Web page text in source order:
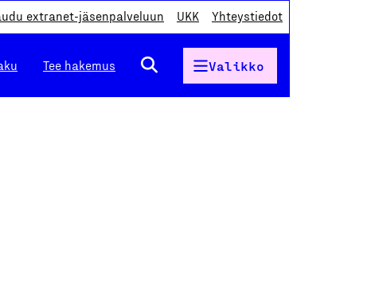
extranet-jäsenpalveluun UKK Yhteystiedot
Tee hakemus Valikko